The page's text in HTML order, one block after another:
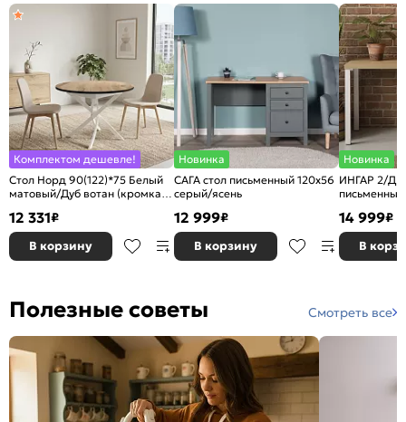
Комплектом дешевле!
Стол Норд 90(122)*75 Белый
матовый/Дуб вотан (кромка
12 331₽
В корзину
Новинка
САГА стол письменный 120х56
серый/ясень
12 999₽
В корзину
Новинка
ИНГАР 2/ДВ/
письменный
14 999₽
В
Полезные советы Смотреть все